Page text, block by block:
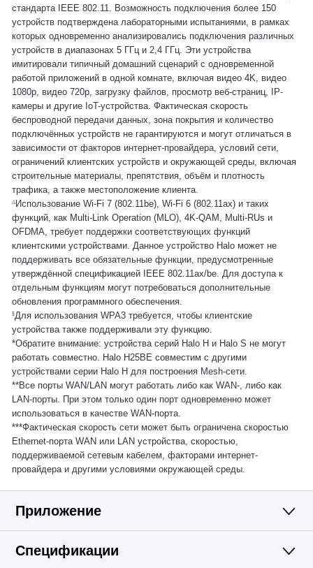
стандарта IEEE 802.11. Возможность подключения более 150
устройств подтверждена лабораторными испытаниями, в рамках
которых одновременно анализировались подключения различных
устройств в диапазонах 5 ГГц и 2,4 ГГц. Эти устройства
имитировали типичный домашний сценарий с одновременной
работой приложений в одной комнате, включая видео 4K, видео
1080p, видео 720p, загрузку файлов, просмотр веб-страниц, IP-
камеры и другие IoT-устройства. Фактическая скорость
беспроводной передачи данных, зона покрытия и количество
подключённых устройств не гарантируются и могут отличаться в
зависимости от факторов интернет-провайдера, условий сети,
ограничений клиентских устройств и окружающей среды, включая
строительные материалы, препятствия, объём и плотность
трафика, а также местоположение клиента.
△Использование Wi-Fi 7 (802.11be), Wi-Fi 6 (802.11ax) и таких
функций, как Multi-Link Operation (MLO), 4K-QAM, Multi-RUs и
OFDMA, требует поддержки соответствующих функций
клиентскими устройствами. Данное устройство Halo может не
поддерживать все обязательные функции, предусмотренные
утверждённой спецификацией IEEE 802.11ax/be. Для доступа к
отдельным функциям могут потребоваться дополнительные
обновления программного обеспечения.
§Для использования WPA3 требуется, чтобы клиентские
устройства также поддерживали эту функцию.
*Обратите внимание: устройства серий Halo H и Halo S не могут
работать совместно. Halo H25BE совместим с другими
устройствами серии Halo H для построения Mesh-сети.
**Все порты WAN/LAN могут работать либо как WAN-, либо как
LAN-порты. При этом только один порт одновременно может
использоваться в качестве WAN-порта.
***Фактическая скорость сети может быть ограничена скоростью
Ethernet-порта WAN или LAN устройства, скоростью,
поддерживаемой сетевым кабелем, факторами интернет-
провайдера и другими условиями окружающей среды.
Приложение
Спецификации